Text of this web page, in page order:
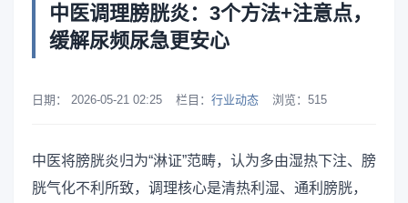
中医调理膀胱炎：3个方法+注意点，
缓解尿频尿急更安心
日期： 2026-05-21 02:25 栏目： 行业动态 浏览： 515
中医将膀胱炎归为“淋证”范畴，认为多由湿热下注、膀
胱气化不利所致，调理核心是清热利湿、通利膀胱，